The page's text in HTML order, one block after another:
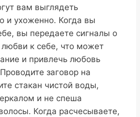
вам выглядеть
и ухоженно. Когда вы
вы передаете сигналы о
любви к себе, что может
и привлечь любовь
заговор на
стакан чистой воды,
и не спеша
Когда расчесываете,